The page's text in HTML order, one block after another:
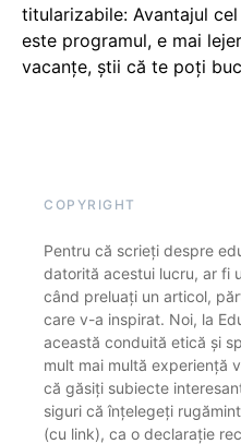
titularizabile: Avantajul
este programul, e mai
vacanţe, știi că te poți
COPYRIGHT
Pentru că scrieți despre
datorită acestui lucru, ar fi
când preluați un articol,
care v-a inspirat. Noi, la
această conduită etică și
mult mai multă experiență
că găsiți subiecte
siguri că înțelegeți
(cu link), ca o declarație